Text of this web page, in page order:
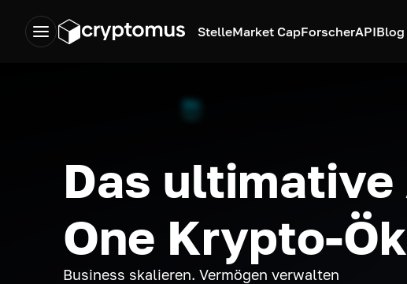
StelleMarket CapForscherAPIBlog
Das
One Krypto-
Business skalieren. Vermögen verwalten